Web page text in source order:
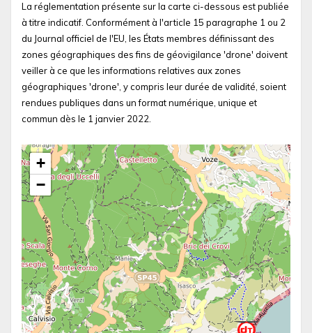
La réglementation présente sur la carte ci-dessous est publiée
à titre indicatif. Conformément à l'article 15 paragraphe 1 ou 2
du Journal officiel de l'EU, les États membres définissant des
zones géographiques des fins de géovigilance 'drone' doivent
veiller à ce que les informations relatives aux zones
géographiques 'drone', y compris leur durée de validité, soient
rendues publiques dans un format numérique, unique et
commun dès le 1 janvier 2022.